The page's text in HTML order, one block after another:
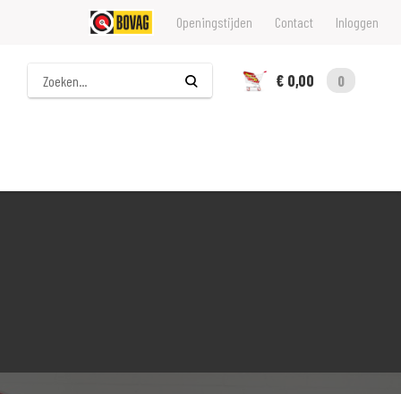
Openingstijden Contact Inloggen
Zoeken
€ 0,00
0